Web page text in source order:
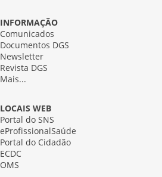
INFORMAÇÃO
Comunicados
Documentos DGS
Newsletter
Revista DGS
Mais...
LOCAIS WEB
Portal do SNS
eProfissionalSaúde
Portal do Cidadão
ECDC
OMS